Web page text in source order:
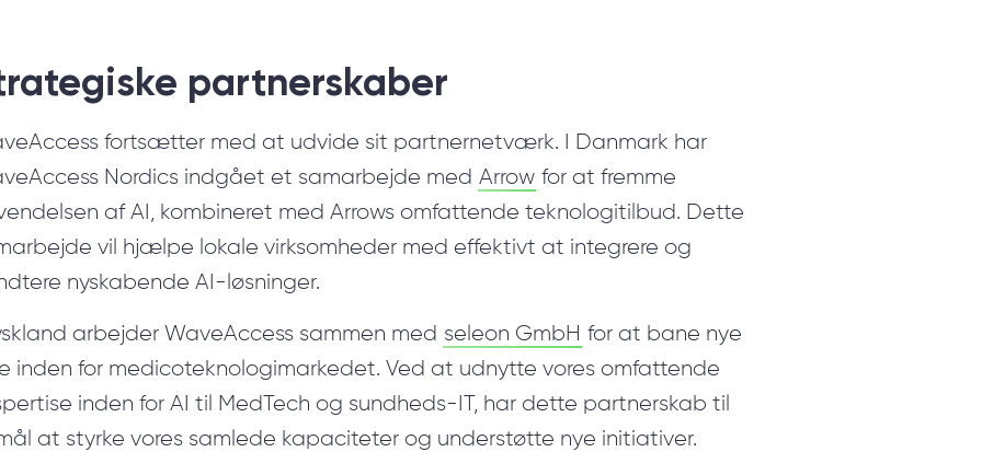
partnerskaber
fortsætter med at udvide sit partnernetværk. I Danmark har
Nordics indgået et samarbejde med Arrow for at fremme
af AI, kombineret med Arrows omfattende teknologitilbud. Dette
vil hjælpe lokale virksomheder med effektivt at integrere og
nyskabende AI-løsninger.
arbejder WaveAccess sammen med seleon GmbH for at bane nye
inden for medicoteknologimarkedet. Ved at udnytte vores omfattende
inden for AI til MedTech og sundheds-IT, har dette partnerskab til
at styrke vores samlede kapaciteter og understøtte nye initiativer.